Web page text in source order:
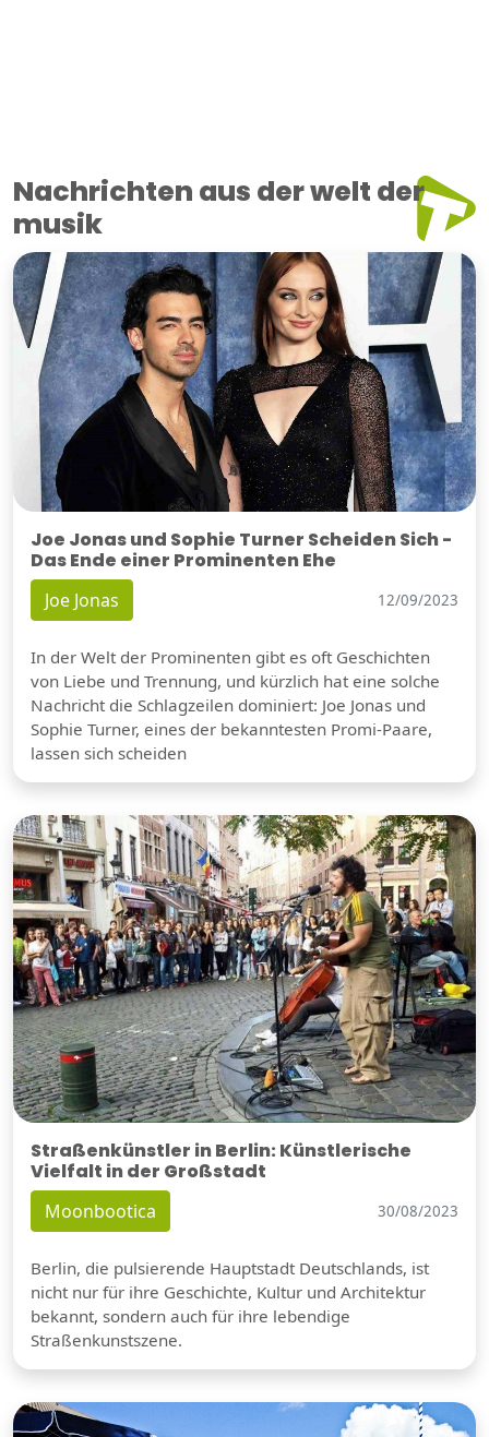
Nachrichten aus der welt der
musik
Joe Jonas und Sophie Turner Scheiden Sich -
Das Ende einer Prominenten Ehe
Joe Jonas 12/09/2023
In der Welt der Prominenten gibt es oft Geschichten
von Liebe und Trennung, und kürzlich hat eine solche
Nachricht die Schlagzeilen dominiert: Joe Jonas und
Sophie Turner, eines der bekanntesten Promi-Paare,
lassen sich scheiden
Straßenkünstler in Berlin: Künstlerische
Vielfalt in der Großstadt
Moonbootica 30/08/2023
Berlin, die pulsierende Hauptstadt Deutschlands, ist
nicht nur für ihre Geschichte, Kultur und Architektur
bekannt, sondern auch für ihre lebendige
Straßenkunstszene.